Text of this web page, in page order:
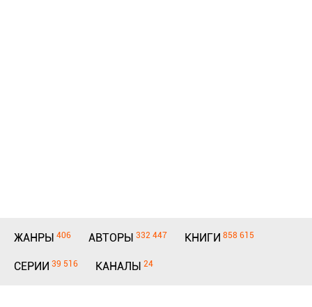
ЖАНРЫ 406 АВТОРЫ 332 447 КНИГИ 858 615
СЕРИИ 39 516 КАНАЛЫ 24